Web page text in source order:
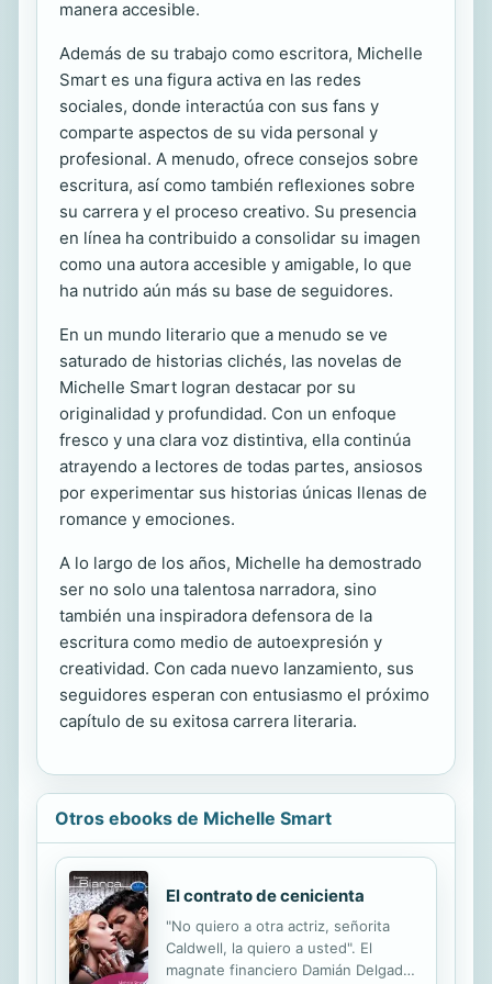
manera accesible.
Además de su trabajo como escritora, Michelle
Smart es una figura activa en las redes
sociales, donde interactúa con sus fans y
comparte aspectos de su vida personal y
profesional. A menudo, ofrece consejos sobre
escritura, así como también reflexiones sobre
su carrera y el proceso creativo. Su presencia
en línea ha contribuido a consolidar su imagen
como una autora accesible y amigable, lo que
ha nutrido aún más su base de seguidores.
En un mundo literario que a menudo se ve
saturado de historias clichés, las novelas de
Michelle Smart logran destacar por su
originalidad y profundidad. Con un enfoque
fresco y una clara voz distintiva, ella continúa
atrayendo a lectores de todas partes, ansiosos
por experimentar sus historias únicas llenas de
romance y emociones.
A lo largo de los años, Michelle ha demostrado
ser no solo una talentosa narradora, sino
también una inspiradora defensora de la
escritura como medio de autoexpresión y
creatividad. Con cada nuevo lanzamiento, sus
seguidores esperan con entusiasmo el próximo
capítulo de su exitosa carrera literaria.
Otros ebooks de Michelle Smart
El contrato de cenicienta
"No quiero a otra actriz, señorita
Caldwell, la quiero a usted". El
magnate financiero Damián Delgado